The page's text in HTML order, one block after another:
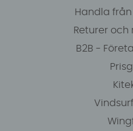
Handla
Returer
B2B -